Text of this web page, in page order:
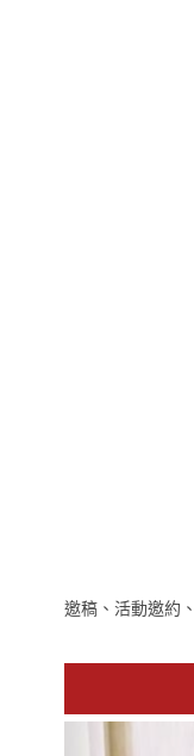
邀稿、活動邀約